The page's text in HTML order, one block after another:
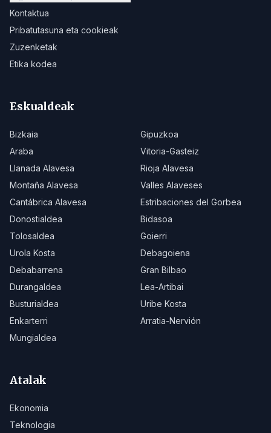
Kontaktua
Pribatutasuna eta cookieak
Zuzenketak
Etika kodea
Eskualdeak
Bizkaia
Gipuzkoa
Araba
Vitoria-Gasteiz
Llanada Alavesa
Rioja Alavesa
Montaña Alavesa
Valles Alaveses
Cantábrica Alavesa
Estribaciones del Gorbea
Donostialdea
Bidasoa
Tolosaldea
Goierri
Urola Kosta
Debagoiena
Debabarrena
Gran Bilbao
Durangaldea
Lea-Artibai
Busturialdea
Uribe Kosta
Enkarterri
Arratia-Nervión
Mungialdea
Atalak
Ekonomia
Teknologia